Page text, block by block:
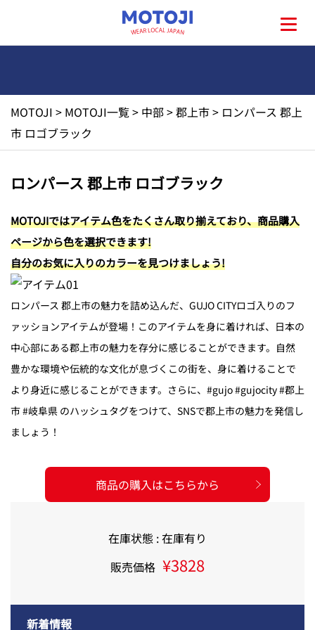
地元一覧
お問い合わせ
MOTOJI > MOTOJI一覧> 中部>郡上市> ロンパース 郡上
市 ロゴブラック
新着情報
ロンパース 郡上市 ロゴブラック
MOTOJIではアイテム色をたくさん取り揃えており、商品購入
ページから色を選択できます!
自分のお気に入りのカラーを見つけましょう!
ロンパース 郡上市の魅力を詰め込んだ、GUJO CITYロゴ入りのフ
ァッションアイテムが登場！このアイテムを身に着ければ、日本の
中心部にある郡上市の魅力を存分に感じることができます。自然
豊かな環境や伝統的な文化が息づくこの街を、身に着けることで
より身近に感じることができます。さらに、#gujo #gujocity #郡上
市 #岐阜県 のハッシュタグをつけて、SNSで郡上市の魅力を発信し
ましょう！
商品の購入はこちらから
在庫状態 : 在庫有り
販売価格 ¥3828